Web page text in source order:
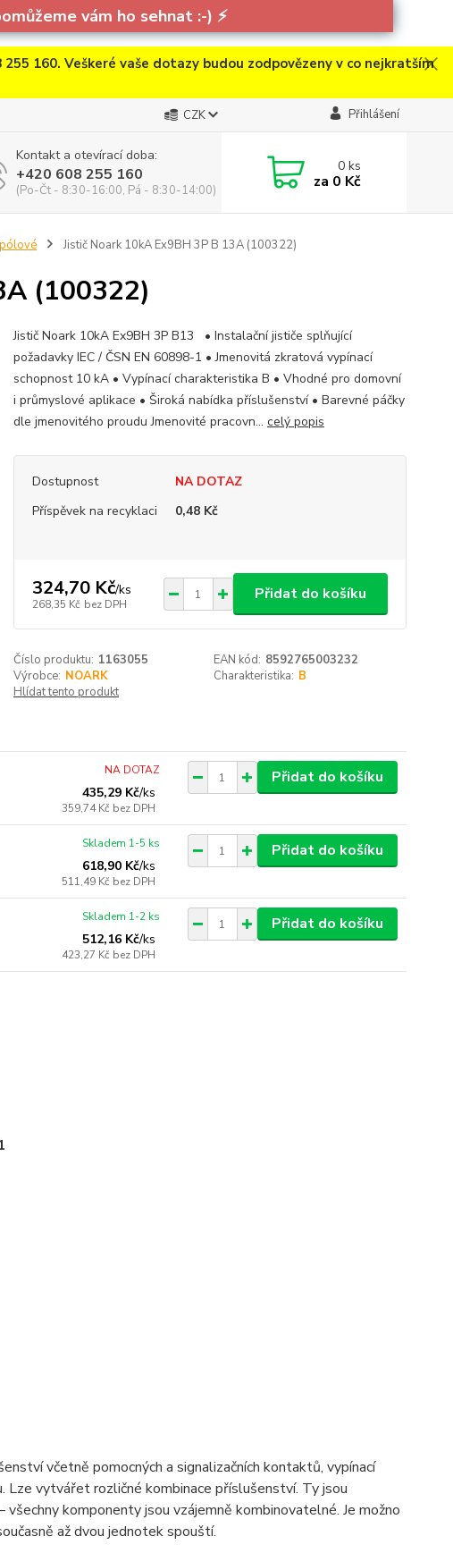
vám ho sehnat :-) ⚡
160. Veškeré vaše dotazy budou zodpovězeny v co nejkratším
CZK Přihlášení
Kontakt a otevírací doba:
+420 608 255 160
(Po-Čt - 8:30-16:00, Pá - 8:30-14:00)
0ks
za 0 Kč
Jistič Noark 10kA Ex9BH 3P B 13A (100322)
(100322)
Jistič Noark 10kA Ex9BH 3P B13 • Instalační jističe splňující
požadavky IEC / ČSN EN 60898-1 • Jmenovitá zkratová vypínací
schopnost 10 kA • Vypínací charakteristika B • Vhodné pro domovní
i průmyslové aplikace • Široká nabídka příslušenství • Barevné páčky
dle jmenovitého proudu Jmenovité pracovn... celý popis
Dostupnost
NA DOTAZ
Příspěvek na recyklaci
0,48 Kč
324,70 Kč/ks
268,35 Kč bez DPH
Přidat do košíku
Číslo produktu: 1163055 EAN kód: 8592765003232
Výrobce: NOARK Charakteristika: B
Hlídat tento produkt
435,29 Kč/ks
359,74 Kč bez DPH
NA DOTAZ Přidat do košíku
618,90 Kč/ks
511,49 Kč bez DPH
Skladem 1-5 ks Přidat do košíku
512,16 Kč/ks
423,27 Kč bez DPH
Skladem 1-2 ks Přidat do košíku
včetně pomocných a signalizačních kontaktů, vypínací
vytvářet rozličné kombinace příslušenství. Ty jsou
komponenty jsou vzájemně kombinovatelné. Je možno
až dvou jednotek spouští.